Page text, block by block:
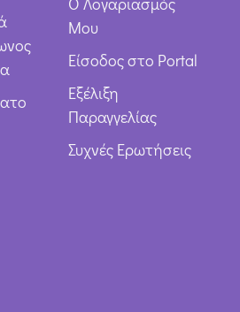
Μου
Είσοδος στο Portal
Εξέλιξη
Παραγγελίας
Συχνές Ερωτήσεις